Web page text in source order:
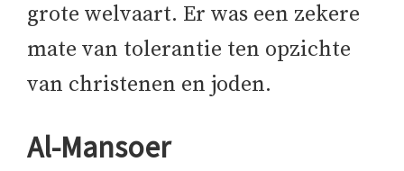
grote welvaart. Er was een zekere
mate van tolerantie ten opzichte
van christenen en joden.
Al-Mansoer